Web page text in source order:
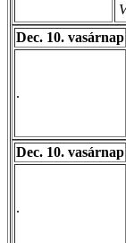
Dec. 10. vasárnap
.
Dec. 10. vasárnap
.